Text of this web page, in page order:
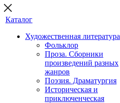
Каталог
Художественная литература
Фольклор
Проза. Сборники
произведений разных
жанров
Поэзия. Драматургия
Историческая и
приключенческая